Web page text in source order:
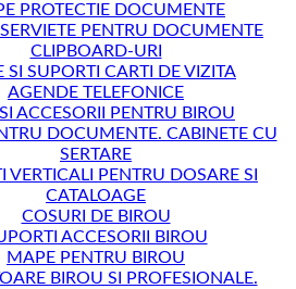
PROTECTIE DOCUMENTE
PENTRU DOCUMENTE
CLIPBOARD-URI
SI SUPORTI CARTI DE VIZITA
AGENDE TELEFONICE
ACCESORII PENTRU BIROU
DOCUMENTE. CABINETE CU
SERTARE
VERTICALI PENTRU DOSARE SI
CATALOAGE
COSURI DE BIROU
ACCESORII BIROU
MAPE PENTRU BIROU
BIROU SI PROFESIONALE.